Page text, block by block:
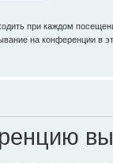
при каждом
на конференции в